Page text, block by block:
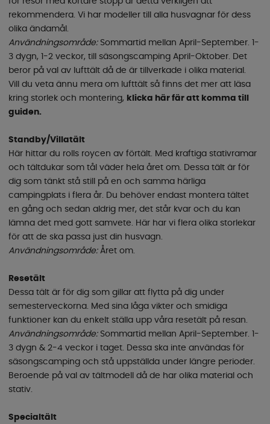
rekommendera. Vi har modeller till alla husvagnar för dess
olika ändamål.
Användningsområde:Sommartid mellan April-September. 1-
3 dygn, 1-2 veckor, till säsongscamping April-Oktober. Det
beror på val av lufttält då de är tillverkade i olika material.
Vill du veta ännu mera om lufttält så finns det mer att läsa
kring storlek och montering, klicka här fär att komma till
guiden.
Standby/Villatält
Här hittar du rolls roycen av förtält. Med kraftiga stativramar
och tältdukar som tål väder hela året om. Dessa tält är för
dig som tänkt stå still på en och samma härliga
campingplats i flera år. Du behöver endast montera tältet
en gång och sedan aldrig mer, det står kvar och du kan
lämna det med gott samvete. Här har vi flera olika storlekar
för att de ska passa just din husvagn.
Användningsområde:Året om.
Resetält
Dessa tält är för dig som gillar att flytta på dig under
semesterveckorna. Med sina låga vikter och smidiga
funktioner kan du enkelt ställa upp våra resetält på resan.
Användningsområde:Sommartid mellan April-September. 1-
3 dygn & 2-4 veckor i taget. Dessa ska inte användas för
säsongscamping och stå uppställda under längre perioder.
Beroende på val av tältmodell då de har olika material och
stativ.
Specialtält